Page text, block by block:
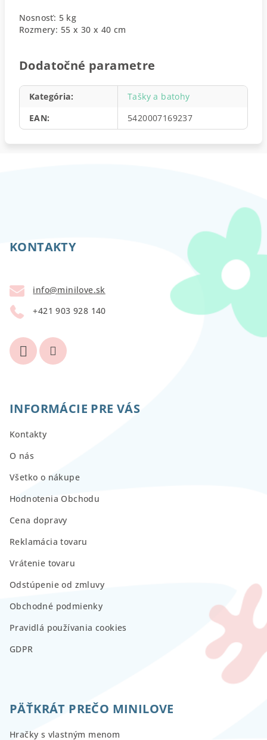
Nosnosť: 5 kg
Rozmery: 55 x 30 x 40 cm
Dodatočné parametre
Kategória:
Tašky a batohy
EAN: 5420007169237
KONTAKTY
info@minilove.sk
+421 903 928 140
INFORMÁCIE PRE VÁS
Kontakty
O nás
Všetko o nákupe
Hodnotenia Obchodu
Cena dopravy
Reklamácia tovaru
Vrátenie tovaru
Odstúpenie od zmluvy
Obchodné podmienky
Pravidlá používania cookies
GDPR
PÄŤKRÁT PREČO MINILOVE
Hračky s vlastným menom